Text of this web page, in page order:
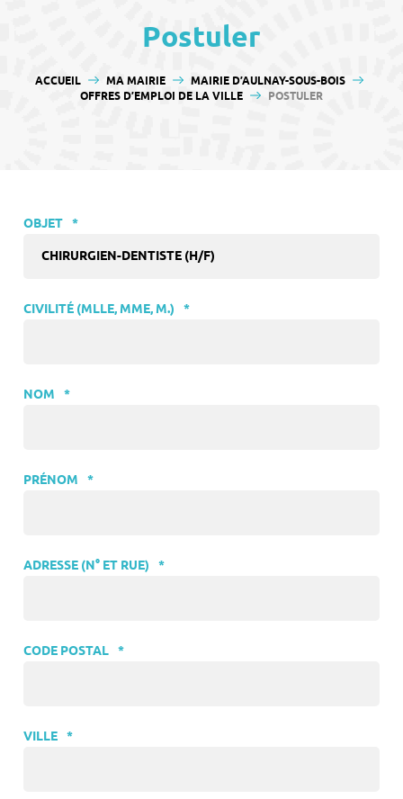
Postuler
VOUS ÊTES ICI :
ACCUEIL MA MAIRIE
MAIRIE D’AULNAY-SOUS-BOIS
OFFRES D’EMPLOI DE LA VILLE
POSTULER
OBJET *
CIVILITÉ (MLLE, MME, M.) *
NOM *
PRÉNOM *
ADRESSE (N° ET RUE) *
CODE POSTAL *
VILLE *